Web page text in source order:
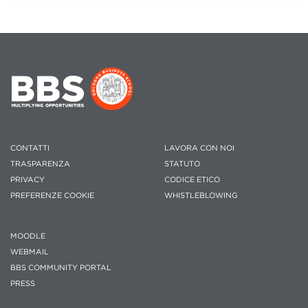
CONTATTI
TRASPARENZA
PRIVACY
PREFERENZE COOKIE
LAVORA CON NOI
STATUTO
CODICE ETICO
WHISTLEBLOWING
MOODLE
WEBMAIL
BBS COMMUNITY PORTAL
PRESS